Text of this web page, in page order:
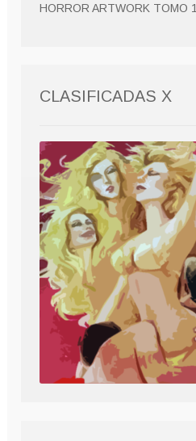
HORROR ARTWORK TOMO 1
CLASIFICADAS X